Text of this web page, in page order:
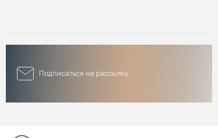
Подписаться на рассылку